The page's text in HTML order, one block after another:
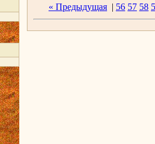
« Предыдущая | 56 57 58